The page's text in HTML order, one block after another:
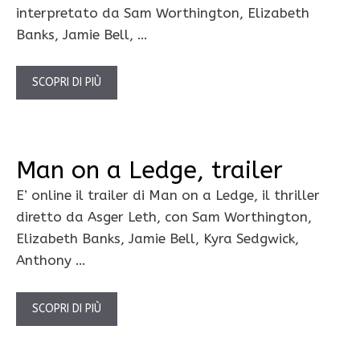
interpretato da Sam Worthington, Elizabeth
Banks, Jamie Bell, …
SCOPRI DI PIÙ
Man on a Ledge, trailer
E’ online il trailer di Man on a Ledge, il thriller
diretto da Asger Leth, con Sam Worthington,
Elizabeth Banks, Jamie Bell, Kyra Sedgwick,
Anthony …
SCOPRI DI PIÙ